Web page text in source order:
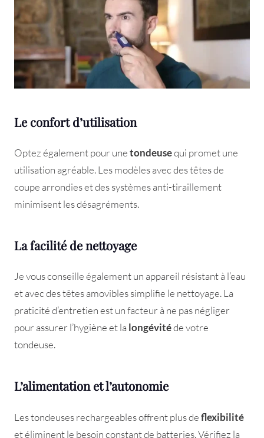
Le confort d’utilisation
Optez également pour unetondeusequi promet une
utilisation agréable. Les modèles avec des têtes de
coupe arrondies et des systèmes anti-tiraillement
minimisent les désagréments.
La facilité de nettoyage
Je vous conseille également un appareil résistant à l’eau
et avec des têtes amovibles simplifie le nettoyage. La
praticité d’entretien est un facteur à ne pas négliger
pour assurer l’hygiène et la longévitéde votre
tondeuse.
L’alimentation et l’autonomie
Les tondeuses rechargeables offrent plus deflexibilité
et éliminent le besoin constant de batteries. Vérifiez la